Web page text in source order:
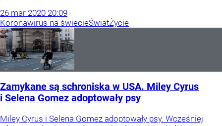
26 mar 2020 20:09
Koronawirus na świecieŚwiatŻycie
Zamykane są schroniska w USA. Miley Cyrus
i Selena Gomez adoptowały psy
Miley Cyrus i Selena Gomez adoptowały psy. Wcześniej